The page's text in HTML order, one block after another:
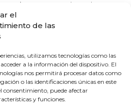
el
de las
utilizamos tecnologías como las
a la información del dispositivo. El
nos permitirá procesar datos como
o las identificaciones únicas en este
consentimiento, puede afectar
y funciones.
de norma que sigue sin
en las condiciones laborales que
Oficiales de Médicos –
Asociaciones Científico
Confederación Española
– CESM, Conferencia Nacional
de Medicina – CNDFM y